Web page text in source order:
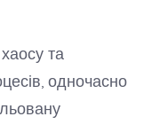
та
одночасно